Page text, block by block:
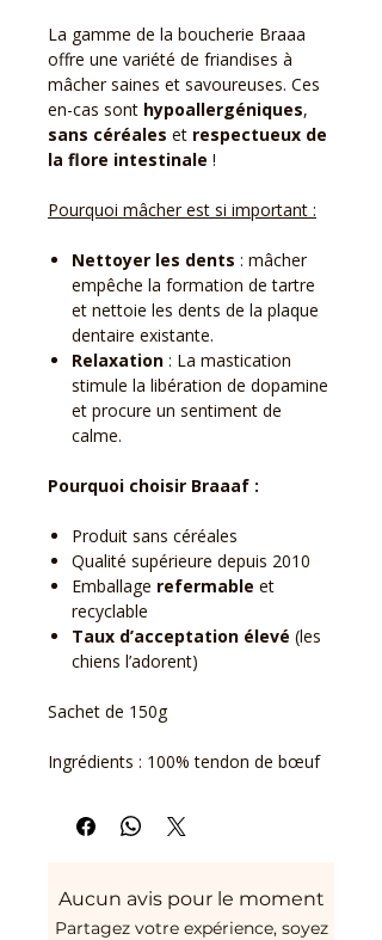
La gamme de la boucherie Braaa
offre une variété de friandises à
mâcher saines et savoureuses. Ces
en-cas sont hypoallergéniques,
sans céréales et respectueux de
la flore intestinale !
Pourquoi mâcher est si important :
Nettoyer les dents : mâcher
empêche la formation de tartre
et nettoie les dents de la plaque
dentaire existante.
Relaxation : La mastication
stimule la libération de dopamine
et procure un sentiment de
calme.
Pourquoi choisir Braaaf :
Produit sans céréales
Qualité supérieure depuis 2010
Emballage refermable et
recyclable
Taux d’acceptation élevé (les
chiens l’adorent)
Sachet de 150g
Ingrédients : 100% tendon de bœuf
Aucun avis pour le moment
Partagez votre expérience, soyez